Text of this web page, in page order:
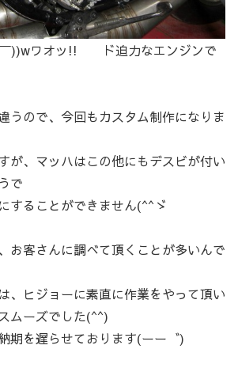
))wワオッ!! ド迫力なエンジンで
うので、今回もカスタム制作になりま
が、マッハはこの他にもデスビが付い
で
することができません(^^ゞ
お客さんに調べて頂くことが多いんで
、ヒジョーに素直に作業をやって頂い
ムーズでした(^^)
期を遅らせております(ーー゛)